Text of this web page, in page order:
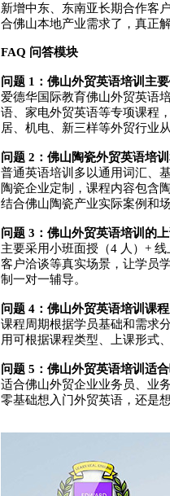
新增中东、东南亚长期合作客
合佛山本地产业需求了，真正
FAQ 问答模块
问题 1：佛山外贸英语培训主
爱德华国际教育佛山外贸英语
语、家电外贸英语等专项课程
居、机电、新三样等外贸行业
问题 2：佛山陶瓷外贸英语培
普通英语培训多以通用词汇、
陶瓷企业定制，课程内容包含
结合佛山陶瓷产业实际案例和
问题 3：佛山外贸英语培训的
主要采用小班面授（4 人）+
客户洽谈等真实场景，让学员
制一对一辅导。
问题 4：佛山外贸英语培训课
课程周期根据学员基础和需求
用可根据课程类型、上课形式
问题 5：佛山外贸英语培训适
适合佛山外贸企业业务员、业
零基础想入门外贸英语，还是